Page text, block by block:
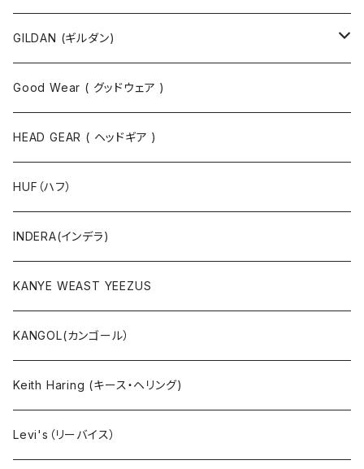
スウェット
パーカ
ジャケット
ニット
ボトムス
セットアップ
小物・雑貨
タンクトップ
コート
GILDAN (ギルダン)
ソックス
Good Wear ( グッドウェア )
HEAD GEAR ( ヘッドギア )
HUF（ハフ）
INDERA(インデラ)
KANYE WEAST YEEZUS
KANGOL(カンゴール）
Keith Haring (キース・ヘリング)
Levi's（リーバイス）